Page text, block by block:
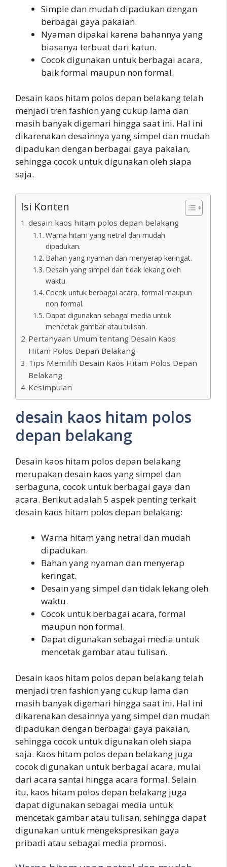
Simple dan mudah dipadukan dengan
berbagai gaya pakaian.
Nyaman dipakai karena bahannya yang
biasanya terbuat dari katun.
Cocok digunakan untuk berbagai acara,
baik formal maupun non formal.
Desain kaos hitam polos depan belakang telah
menjadi tren fashion yang cukup lama dan
masih banyak digemari hingga saat ini. Hal ini
dikarenakan desainnya yang simpel dan mudah
dipadukan dengan berbagai gaya pakaian,
sehingga cocok untuk digunakan oleh siapa
saja.
Isi Konten
desain kaos hitam polos depan belakang
Warna hitam yang netral dan mudah
dipadukan.
Bahan yang nyaman dan menyerap keringat.
Desain yang simpel dan tidak lekang oleh
waktu.
Cocok untuk berbagai acara, formal maupun
non formal.
Dapat digunakan sebagai media untuk
mencetak gambar atau tulisan.
Pertanyaan Umum tentang Desain Kaos
Hitam Polos Depan Belakang
Tips Memilih Desain Kaos Hitam Polos Depan
Belakang
Kesimpulan
desain kaos hitam polos
depan belakang
Desain kaos hitam polos depan belakang
merupakan desain kaos yang simpel dan
serbaguna, cocok untuk berbagai gaya dan
acara. Berikut adalah 5 aspek penting terkait
desain kaos hitam polos depan belakang:
Warna hitam yang netral dan mudah
dipadukan.
Bahan yang nyaman dan menyerap
keringat.
Desain yang simpel dan tidak lekang oleh
waktu.
Cocok untuk berbagai acara, formal
maupun non formal.
Dapat digunakan sebagai media untuk
mencetak gambar atau tulisan.
Desain kaos hitam polos depan belakang telah
menjadi tren fashion yang cukup lama dan
masih banyak digemari hingga saat ini. Hal ini
dikarenakan desainnya yang simpel dan mudah
dipadukan dengan berbagai gaya pakaian,
sehingga cocok untuk digunakan oleh siapa
saja. Kaos hitam polos depan belakang juga
cocok digunakan untuk berbagai acara, mulai
dari acara santai hingga acara formal. Selain
itu, kaos hitam polos depan belakang juga
dapat digunakan sebagai media untuk
mencetak gambar atau tulisan, sehingga dapat
digunakan untuk mengekspresikan gaya
pribadi atau sebagai media promosi.